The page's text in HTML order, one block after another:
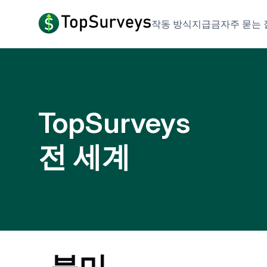
작동 방식지급금자주 묻는
TopSurveys
전 세계